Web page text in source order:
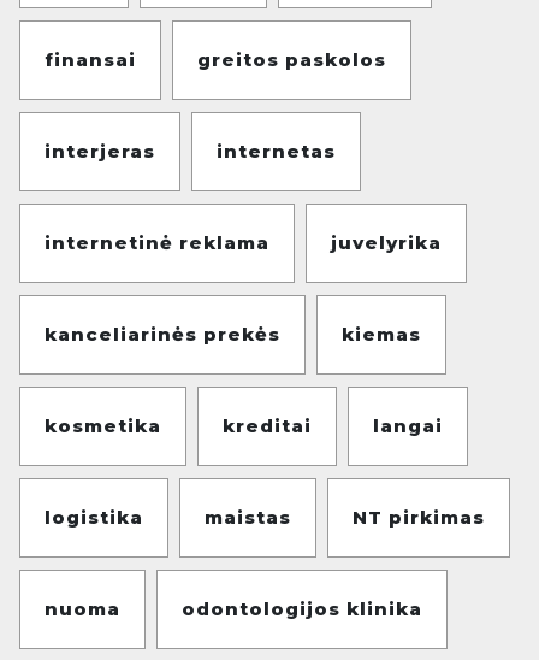
finansai greitos paskolos
interjeras internetas
internetinė reklama juvelyrika
kanceliarinės prekės kiemas
kosmetika kreditai langai
logistika maistas NT pirkimas
nuoma odontologijos klinika